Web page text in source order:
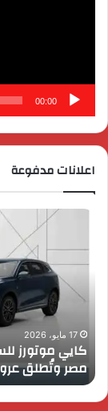
00:00
اعلانات مدفوعة
للسيارات
تحتفل
بمرور
عام
انطلاقها
في
مصر
وتُطلق
عروضاً
17 مايو، 2026
كايي موتورز
مصر وتُطلق